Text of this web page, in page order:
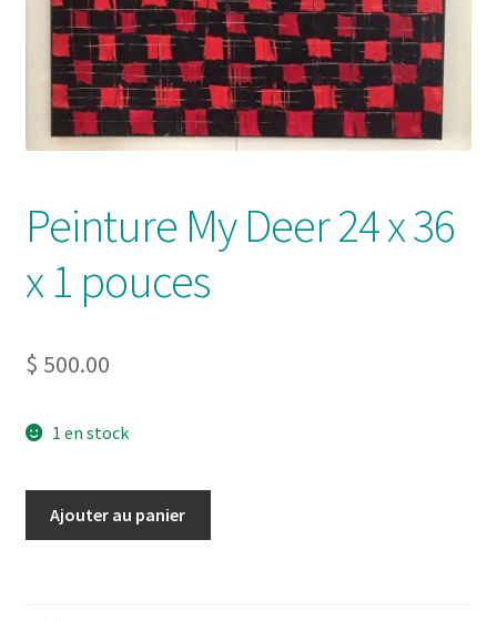
Contact
Mon compte
Peinture My Deer 24 x 36
x 1 pouces
$ 500.00
1 en stock
Ajouter au panier